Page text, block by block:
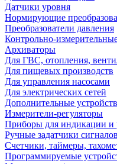
Датчики уровня
Нормирующие
Преобразователи давления
Контрольно-
Архиваторы
Для ГВС, отопления,
Для пищевых производств
Для управления насосами
Для электрических сетей
Дополнительные
Измерители-регуляторы
Приборы для индикации и
Ручные задатчики сигналов
Счетчики, таймеры,
Программируемые